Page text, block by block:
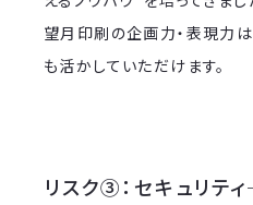
望月印刷の企画力・表現力
も活かしていただけます。
リスク③：セキュリテ